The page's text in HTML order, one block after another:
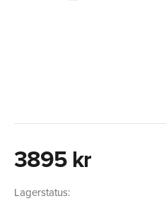
3895 kr
Lagerstatus: